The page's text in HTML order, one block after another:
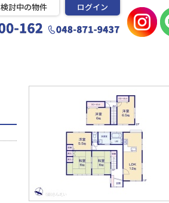
検討中の物件 ログイン